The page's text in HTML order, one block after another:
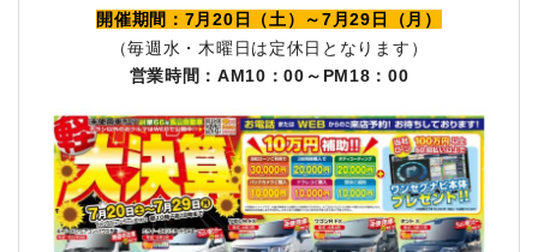
開催期間：7月20日（土）～7月29日（月）
（毎週水・木曜日は定休日となります）
営業時間：AM10：00～PM18：00